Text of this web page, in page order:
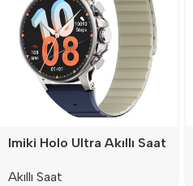
Imiki Holo Ultra Akıllı Saat
Akıllı Saat